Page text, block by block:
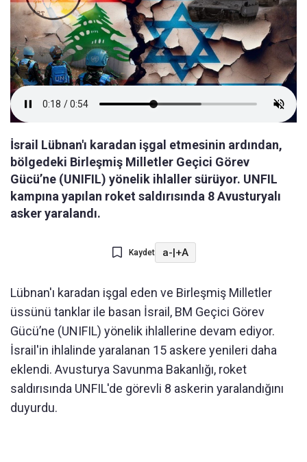
İsrail Lübnan'ı karadan işgal etmesinin ardından,
bölgedeki Birleşmiş Milletler Geçici Görev
Gücü’ne (UNIFIL) yönelik ihlaller sürüyor. UNFIL
kampına yapılan roket saldırısında 8 Avusturyalı
asker yaralandı.
Kaydet a-|+A
Lübnan'ı karadan işgal eden ve Birleşmiş Milletler
üssünü tanklar ile basan İsrail, BM Geçici Görev
Gücü’ne (UNIFIL) yönelik ihlallerine devam ediyor.
İsrail'in ihlalinde yaralanan 15 askere yenileri daha
eklendi. Avusturya Savunma Bakanlığı, roket
saldırısında UNFIL'de görevli 8 askerin yaralandığını
duyurdu.